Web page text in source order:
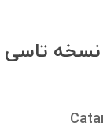
نسخه